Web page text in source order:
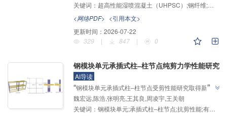
了峰前损伤变量损伤演化模型，为钢纤维混凝土损伤定
量分析提供解决方案。”
关键词： 超高性能湿喷混凝土（UHPSC）;钢纤维;抗压;劈裂抗拉;声发射;数字图像相关
<网络PDF> <引用本文>
更新时间： 2026-07-22
329
| 847 | 0
钢模块单元承插式柱‒柱节点纯剪力学性能研究
AI导读
“钢模块单元承插式柱‒柱节点受剪性能研究取得新进
展，研究团队开展了两个节点试件的静力加载试验，分
析了节点的工作机理和应变分布规律，并基于
”
魏宏远,陈浩,张明亮,王其良,周凌宇,王关朝
关键词： 钢模块单元;承插式柱‒柱节点;抗剪性能;有限元分析;抗剪承载力;抗剪刚度